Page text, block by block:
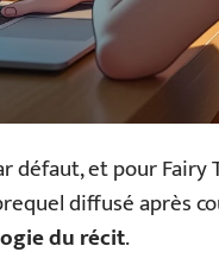
et pour Fairy
diffusé après
du récit.